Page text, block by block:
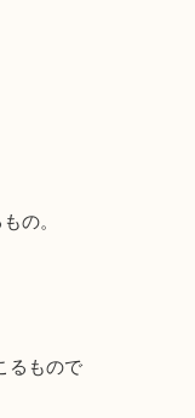
の。
るもので